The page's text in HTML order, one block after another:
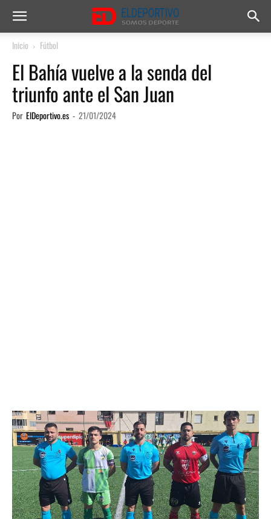
Inicio Fútbol
El Bahía vuelve a la senda del
triunfo ante el San Juan
Por ElDeportivo.es - 21/01/2024